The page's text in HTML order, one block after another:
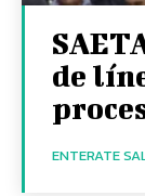
de
ENTERATE